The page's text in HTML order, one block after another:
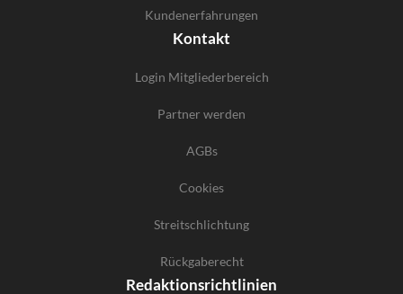
Kundenerfahrungen
Kontakt
Login Mitgliederbereich
Partner werden
AGBs
Cookies
Streitschlichtung
Rückgaberecht
Redaktionsrichtlinien